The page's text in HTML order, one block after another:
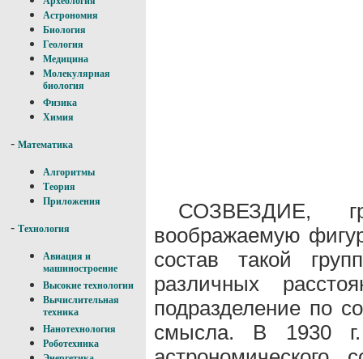
Астрономия
Биология
Геология
Медицина
Молекулярная
биология
Физика
Химия
- Математика
Алгоритмы
Теория
Приложения
- Технология
Авиация и
машиностроение
Высокие технологии
Вычислительная
техника
Нанотехнология
Роботехника
СОЗВЕЗДИЕ,
воображаемую
состав такой
различных
подразделение по
смысла. В 1930 г.